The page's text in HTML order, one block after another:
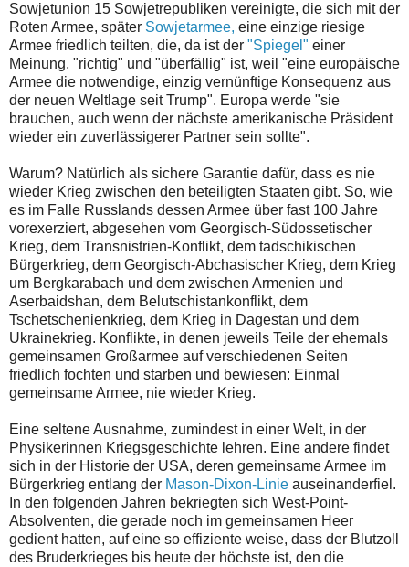
Sowjetunion 15 Sowjetrepubliken vereinigte, die sich mit der
Roten Armee, später Sowjetarmee, eine einzige riesige
Armee friedlich teilten, die, da ist der "Spiegel" einer
Meinung, "richtig" und "überfällig" ist, weil "eine europäische
Armee die notwendige, einzig vernünftige Konsequenz aus
der neuen Weltlage seit Trump". Europa werde "sie
brauchen, auch wenn der nächste amerikanische Präsident
wieder ein zuverlässigerer Partner sein sollte".
Warum? Natürlich als sichere Garantie dafür, dass es nie
wieder Krieg zwischen den beteiligten Staaten gibt. So, wie
es im Falle Russlands dessen Armee über fast 100 Jahre
vorexerziert, abgesehen vom Georgisch-Südossetischer
Krieg, dem Transnistrien-Konflikt, dem tadschikischen
Bürgerkrieg, dem Georgisch-Abchasischer Krieg, dem Krieg
um Bergkarabach und dem zwischen Armenien und
Aserbaidshan, dem Belutschistankonflikt, dem
Tschetschenienkrieg, dem Krieg in Dagestan und dem
Ukrainekrieg. Konflikte, in denen jeweils Teile der ehemals
gemeinsamen Großarmee auf verschiedenen Seiten
friedlich fochten und starben und bewiesen: Einmal
gemeinsame Armee, nie wieder Krieg.
Eine seltene Ausnahme, zumindest in einer Welt, in der
Physikerinnen Kriegsgeschichte lehren. Eine andere findet
sich in der Historie der USA, deren gemeinsame Armee im
Bürgerkrieg entlang der Mason-Dixon-Linie auseinanderfiel.
In den folgenden Jahren bekriegten sich West-Point-
Absolventen, die gerade noch im gemeinsamen Heer
gedient hatten, auf eine so effiziente weise, dass der Blutzoll
des Bruderkrieges bis heute der höchste ist, den die